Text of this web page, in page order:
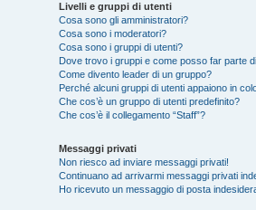
Livelli e gruppi di utenti
Cosa sono gli amministratori?
Cosa sono i moderatori?
Cosa sono i gruppi di utenti?
Dove trovo i gruppi e come posso far parte
Come divento leader di un gruppo?
Perché alcuni gruppi di utenti appaiono in
Che cos’è un gruppo di utenti predefinito?
Che cos’è il collegamento “Staff”?
Messaggi privati
Non riesco ad inviare messaggi privati!
Continuano ad arrivarmi messaggi privati
Ho ricevuto un messaggio di posta